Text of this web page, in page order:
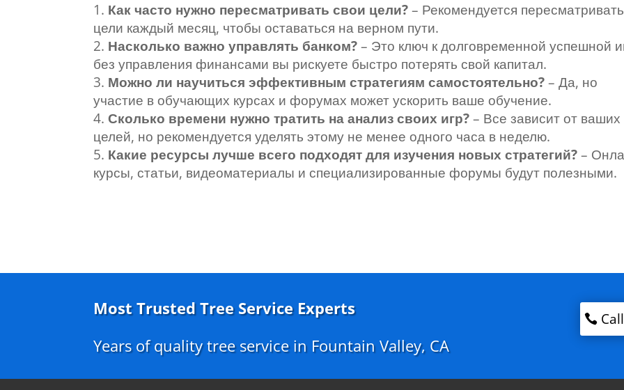
Как часто нужно пересматривать свои цели?– Рекомендуется пересматривать
цели каждый месяц, чтобы оставаться на верном пути.
Насколько важно управлять банком?– Это ключ к долговременной успешной
без управления финансами вы рискуете быстро потерять свой капитал.
Можно ли научиться эффективным стратегиям самостоятельно?– Да, но
участие в обучающих курсах и форумах может ускорить ваше обучение.
Сколько времени нужно тратить на анализ своих игр?– Все зависит от ваших
целей, но рекомендуется уделять этому не менее одного часа в неделю.
Какие ресурсы лучше всего подходят для изучения новых стратегий?–
курсы, статьи, видеоматериалы и специализированные форумы будут полезными.
Most Trusted Tree Service Experts
Years of quality tree service in Fountain Valley, CA